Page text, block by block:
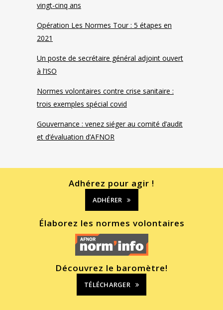
vingt-cinq ans
Opération Les Normes Tour : 5 étapes en
2021
Un poste de secrétaire général adjoint ouvert
à l’ISO
Normes volontaires contre crise sanitaire :
trois exemples spécial covid
Gouvernance : venez siéger au comité d’audit
et d’évaluation d’AFNOR
Adhérez pour agir !
ADHÉRER
Élaborez les normes volontaires
Découvrez le baromètre!
TÉLÉCHARGER